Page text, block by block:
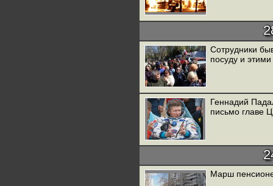
Сотрудники
посуду и
Геннадий
письмо главе
Марш